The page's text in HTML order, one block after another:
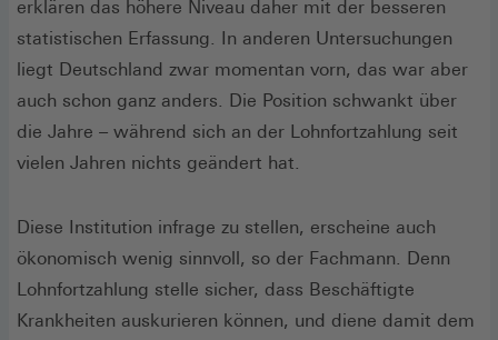
erklären das höhere Niveau daher mit der besseren
statistischen Erfassung. In anderen Untersuchungen
liegt Deutschland zwar momentan vorn, das war aber
auch schon ganz anders. Die Position schwankt über
die Jahre – während sich an der Lohnfortzahlung seit
vielen Jahren nichts geändert hat.
Diese Institution infrage zu stellen, erscheine auch
ökonomisch wenig sinnvoll, so der Fachmann. Denn
Lohnfortzahlung stelle sicher, dass Beschäftigte
Krankheiten auskurieren können, und diene damit dem